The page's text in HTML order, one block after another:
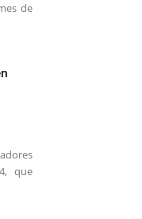
de
que